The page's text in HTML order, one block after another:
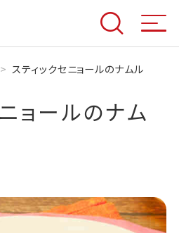
スティックセニョールのナムル
ョールのナム